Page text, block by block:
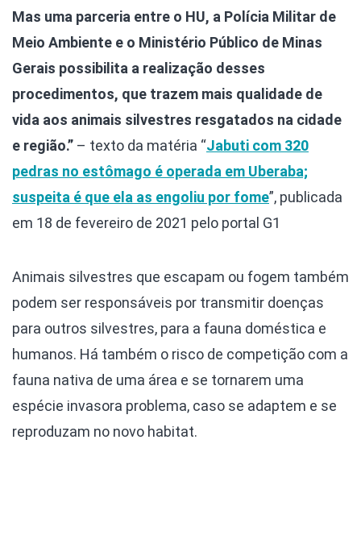
Mas uma parceria entre o HU, a Polícia Militar de
Meio Ambiente e o Ministério Público de Minas
Gerais possibilita a realização desses
procedimentos, que trazem mais qualidade de
vida aos animais silvestres resgatados na cidade
e região.” – texto da matéria “Jabuti com 320
pedras no estômago é operada em Uberaba;
suspeita é que ela as engoliu por fome”, publicada
em 18 de fevereiro de 2021 pelo portal G1
Animais silvestres que escapam ou fogem também
podem ser responsáveis por transmitir doenças
para outros silvestres, para a fauna doméstica e
humanos. Há também o risco de competição com a
fauna nativa de uma área e se tornarem uma
espécie invasora problema, caso se adaptem e se
reproduzam no novo habitat.